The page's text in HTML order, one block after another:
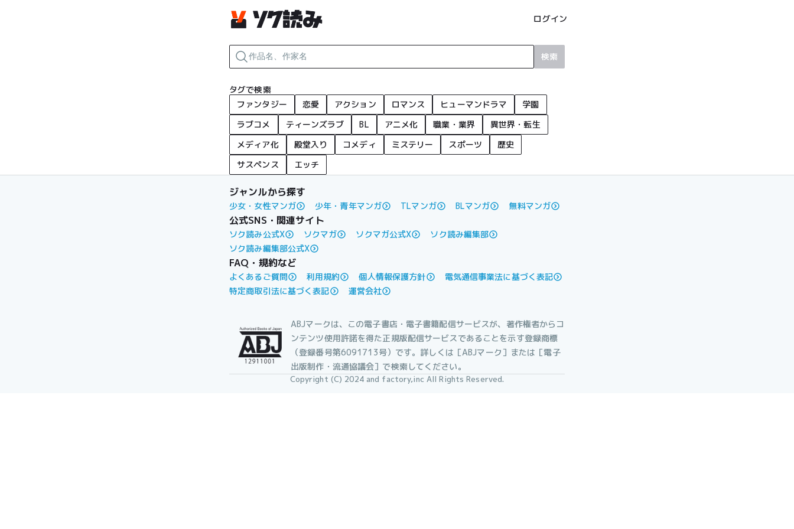
ログイン
検索
タグで検索
ファンタジー
恋愛 アクション ロマンス ヒューマンドラマ
学園
ラブコメ
ティーンズラブ BL アニメ化 職業・業界
異世界・転生
メディア化
殿堂入り コメディ ミステリー スポーツ
歴史
サスペンス
エッチ
ジャンルから探す
少女・女性マンガ 少年・青年マンガ TLマンガ BLマンガ 無料マンガ
公式SNS・関連サイト
ソク読み公式X ソクマガ ソクマガ公式X
ソク読み編集部
ソク読み編集部公式X
FAQ・規約など
よくあるご質問 利用規約 個人情報保護方針
電気通信事業法に基づく表記
特定商取引法に基づく表記
運営会社
ABJマークは、この電子書店・電子書籍配信サービスが、著作権者からコ
ンテンツ使用許諾を得た正規版配信サービスであることを示す登録商標
（登録番号第6091713号）です。詳しくは［ABJマーク］または［電子
出版制作・流通協議会］で検索してください。
Copyright (C) 2024 and factory,inc All Rights Reserved.